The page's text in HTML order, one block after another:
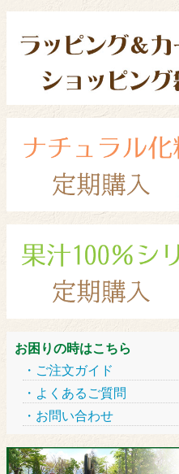
お困りの時はこちら
ご注文ガイド
よくあるご質問
お問い合わせ